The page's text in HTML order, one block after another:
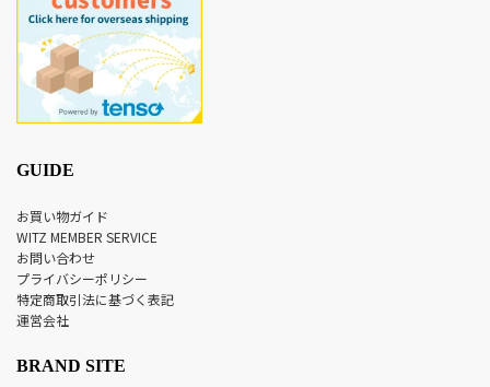
GUIDE
お買い物ガイド
WITZ MEMBER SERVICE
お問い合わせ
プライバシーポリシー
特定商取引法に基づく表記
運営会社
BRAND SITE